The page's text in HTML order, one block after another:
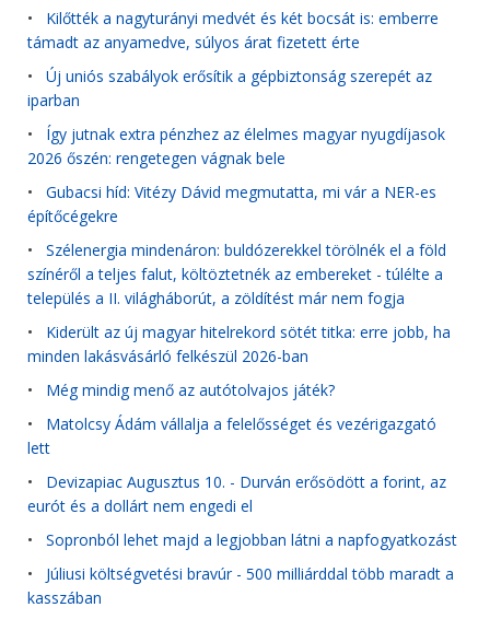
• Kilőtték a nagyturányi medvét és két bocsát is: emberre
támadt az anyamedve, súlyos árat fizetett érte
• Új uniós szabályok erősítik a gépbiztonság szerepét az
iparban
• Így jutnak extra pénzhez az élelmes magyar nyugdíjasok
2026 őszén: rengetegen vágnak bele
• Gubacsi híd: Vitézy Dávid megmutatta, mi vár a NER-es
építőcégekre
• Szélenergia mindenáron: buldózerekkel törölnék el a föld
színéről a teljes falut, költöztetnék az embereket - túlélte a
település a II. világháborút, a zöldítést már nem fogja
• Kiderült az új magyar hitelrekord sötét titka: erre jobb, ha
minden lakásvásárló felkészül 2026-ban
• Még mindig menő az autótolvajos játék?
• Matolcsy Ádám vállalja a felelősséget és vezérigazgató
lett
• Devizapiac Augusztus 10. - Durván erősödött a forint, az
eurót és a dollárt nem engedi el
• Sopronból lehet majd a legjobban látni a napfogyatkozást
• Júliusi költségvetési bravúr - 500 milliárddal több maradt a
kasszában